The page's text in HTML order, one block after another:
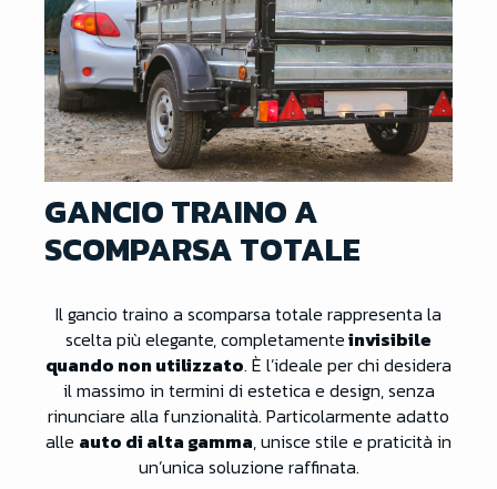
GANCIO TRAINO A
SCOMPARSA TOTALE
Il gancio traino a scomparsa totale rappresenta la
scelta più elegante, completamenteinvisibile
quando non utilizzato. È l’ideale per chi desidera
il massimo in termini di estetica e design, senza
rinunciare alla funzionalità. Particolarmente adatto
alle auto di alta gamma, unisce stile e praticità in
un’unica soluzione raffinata.